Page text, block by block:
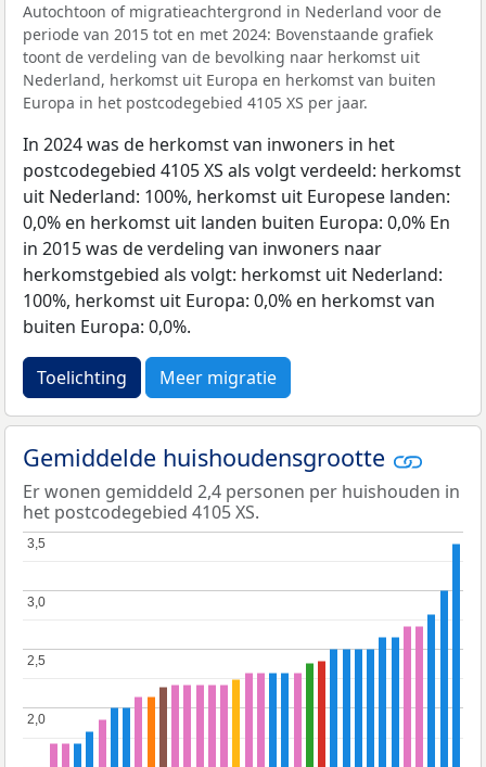
Autochtoon of migratieachtergrond in Nederland voor de
periode van 2015 tot en met 2024: Bovenstaande grafiek
toont de verdeling van de bevolking naar herkomst uit
Nederland, herkomst uit Europa en herkomst van buiten
Europa in het postcodegebied 4105 XS per jaar.
In 2024 was de herkomst van inwoners in het
postcodegebied 4105 XS als volgt verdeeld: herkomst
uit Nederland: 100%, herkomst uit Europese landen:
0,0% en herkomst uit landen buiten Europa: 0,0% En
in 2015 was de verdeling van inwoners naar
herkomstgebied als volgt: herkomst uit Nederland:
100%, herkomst uit Europa: 0,0% en herkomst van
buiten Europa: 0,0%.
Toelichting Meer migratie
Gemiddelde huishoudensgrootte
Er wonen gemiddeld 2,4 personen per huishouden in
het postcodegebied 4105 XS.
2,0
2,0
2,5
2,5
3,0
3,0
3,5
3,5